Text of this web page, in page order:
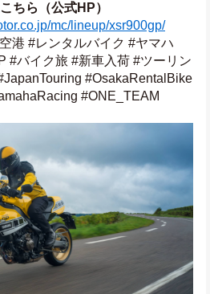
ちら（公式HP）
mc/lineup/xsr900gp/
港 #レンタルバイク #ヤマハ
#バイク旅 #新車入荷 #ツーリン
#OsakaRentalBike
#ONE_TEAM